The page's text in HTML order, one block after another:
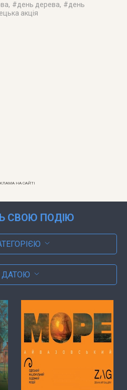
, #день дерева, #день
акція
НА САЙТІ
СВОЮ ПОДІЮ
ДАТОЮ